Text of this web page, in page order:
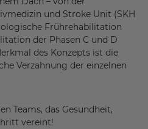
und Stroke Unit (SKH
Frührehabilitation
der Phasen C und D
des Konzepts ist die
Verzahnung der einzelnen
Teams, das Gesundheit,
vereint!